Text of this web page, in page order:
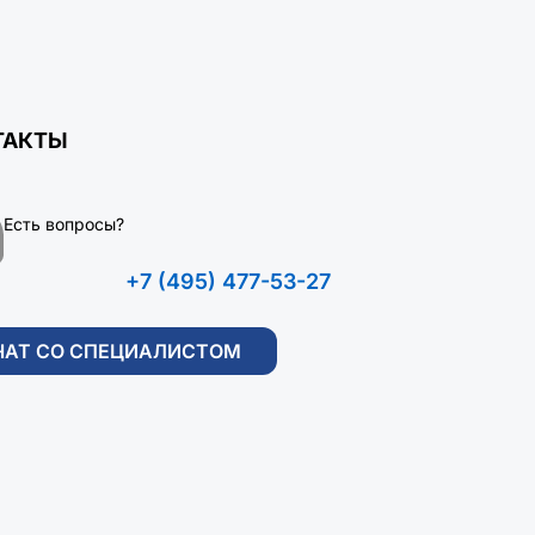
Есть вопросы?
+7 (495) 477-53-27
СО СПЕЦИАЛИСТОМ